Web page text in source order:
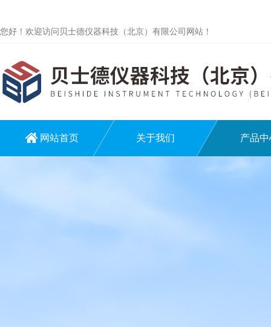
您好！欢迎访问贝士德仪器科技（北京）有限公司网站！
网站首页 关于我们 产品中